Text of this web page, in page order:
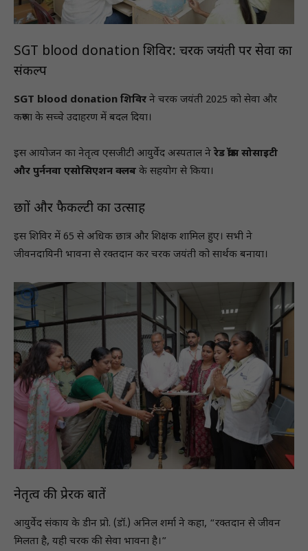
SGT blood donation शिविर: चरक जयंती पर सेवा का
संकल्प
SGT blood donation शिविर ने चरक जयंती 2025 को सेवा और
करुणा के सच्चे उदाहरण में बदल दिया।
इस आयोजन का नेतृत्व एसजीटी आयुर्वेद अस्पताल ने रेड क्रॉस सोसाइटी
और पुर्ननवा एसोसिएशन क्लब के सहयोग से किया।
छात्रों और फैकल्टी का उत्साह
इस शिविर में 65 से अधिक छात्र और शिक्षक शामिल हुए। सभी ने
जीवनदायिनी भावना से रक्तदान कर चरक जयंती को सार्थक बनाया।
नेतृत्व की प्रेरक बातें
आयुर्वेद संकाय के डीन प्रो. (डॉ.) अनिल शर्मा ने कहा, “रक्तदान से जीवन
मिलता है, यही चरक की सेवा भावना है।”